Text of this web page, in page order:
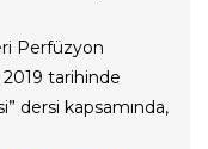
Perfüzyon
tarihinde
dersi kapsamında,